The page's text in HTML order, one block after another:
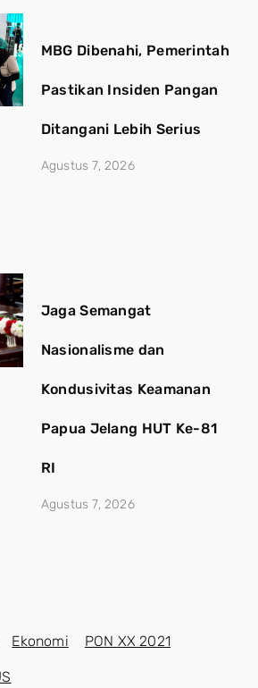
MBG Dibenahi, Pemerintah
Pastikan Insiden Pangan
Ditangani Lebih Serius
Agustus 7, 2026
Jaga Semangat
Nasionalisme dan
Kondusivitas Keamanan
Papua Jelang HUT Ke-81
RI
Agustus 7, 2026
Ekonomi PON XX 2021